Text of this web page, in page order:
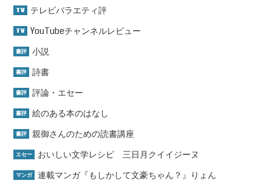
TV テレビバラエティ評
TV YouTubeチャンネルレビュー
書評 小説
書評 詩書
書評 評論・エセー
書評 絵のある本のはなし
書評 親御さんのための読書講座
エセー おいしい文学レシピ 三日月クイイジーヌ
マンガ 連載マンガ『もしかして文豪ちゃん？』りょん